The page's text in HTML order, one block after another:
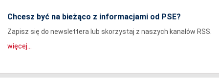
Chcesz być na bieżąco z informacjami od PSE?
Zapisz się do newslettera lub skorzystaj z naszych kanałów RSS.
więcej...